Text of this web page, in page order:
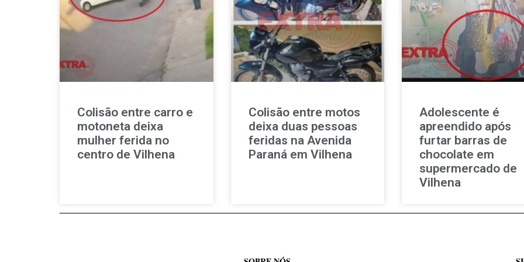
Colisão entre carro e
motoneta deixa
mulher ferida no
centro de Vilhena
Colisão entre motos
deixa duas pessoas
feridas na Avenida
Paraná em Vilhena
Adolescente é
apreendido após
furtar barras de
chocolate em
supermercado de
Vilhena